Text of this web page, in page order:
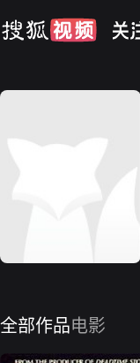
全部作品电影